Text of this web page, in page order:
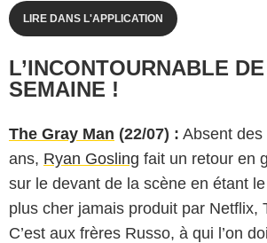
LIRE DANS L'APPLICATION
L’INCONTOURNABLE
SEMAINE !
The Gray Man (22/07) : Absent
ans, Ryan Gosling fait un retour en
sur le devant de la scène en étant
plus cher jamais produit par Netflix,
C’est aux frères Russo, à qui l’on